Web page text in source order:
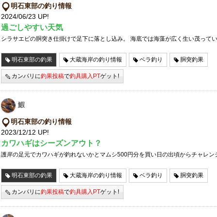
明石東部の釣り情報
2024/06/23 UP!
過ごしやすい天気
シラサエビの胴突き仕掛けで足下に落とし込み。 海底では海藻が広く生い茂って
明石東部の釣果 大蔵海岸の釣り情報 ベラ釣り 胴突釣果
カンパリに釣果投稿で釣具購入PTゲット!
鰕
明石東部の釣り情報
2023/12/12 UP!
カワハギはシーズンアウト？
護岸の足元でカワハギが釣れないかとマムシ500円分を買い日の出頃からチャレ
明石東部の釣果 大蔵海岸の釣り情報 ベラ釣り 胴突釣果
カンパリに釣果投稿で釣具購入PTゲット!